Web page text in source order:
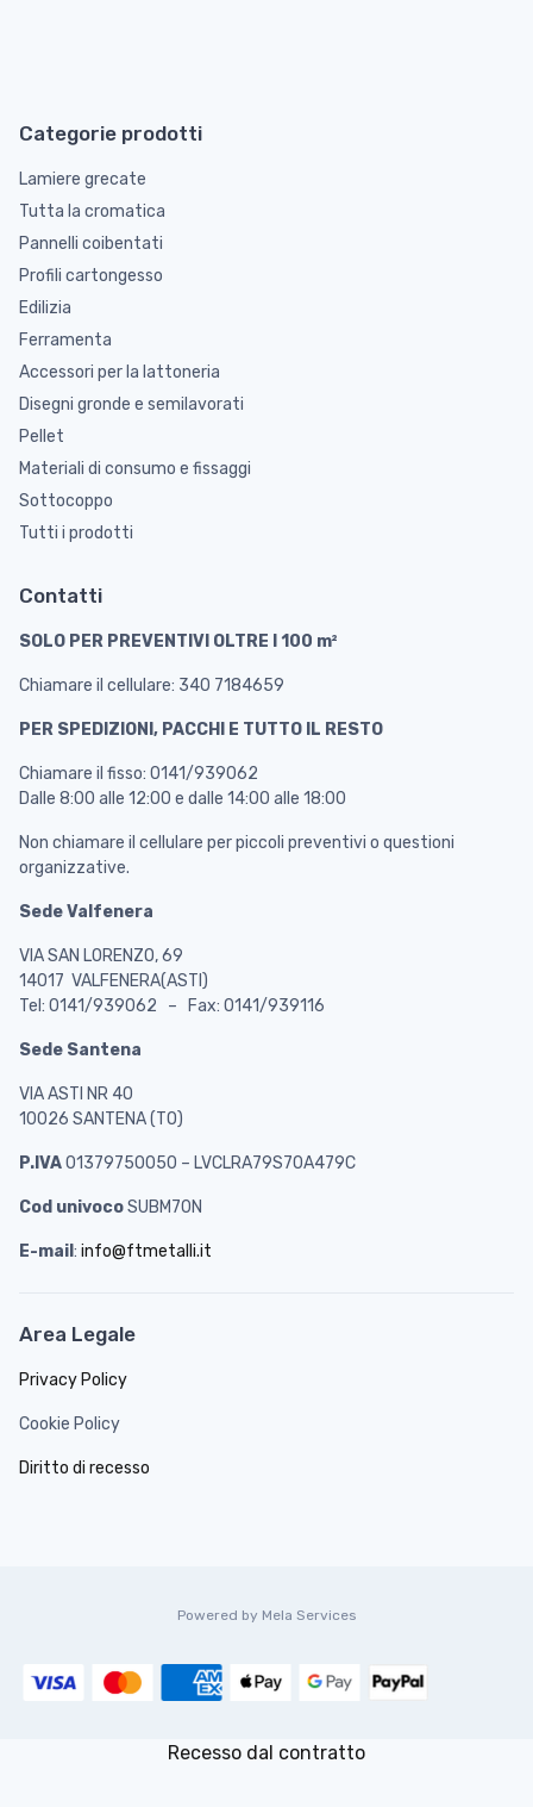
Categorie prodotti
Lamiere grecate
Tutta la cromatica
Pannelli coibentati
Profili cartongesso
Edilizia
Ferramenta
Accessori per la lattoneria
Disegni gronde e semilavorati
Pellet
Materiali di consumo e fissaggi
Sottocoppo
Tutti i prodotti
Contatti
SOLO PER PREVENTIVI OLTRE I 100 m²
Chiamare il cellulare: 340 7184659
PER SPEDIZIONI, PACCHI E TUTTO IL RESTO
Chiamare il fisso: 0141/939062
Dalle 8:00 alle 12:00 e dalle 14:00 alle 18:00
Non chiamare il cellulare per piccoli preventivi o questioni
organizzative.
Sede Valfenera
VIA SAN LORENZO, 69
14017 VALFENERA(ASTI)
Tel: 0141/939062 – Fax: 0141/939116
Sede Santena
VIA ASTI NR 40
10026 SANTENA (TO)
P.IVA01379750050 – LVCLRA79S70A479C
Cod univocoSUBM70N
E-mail : info@ftmetalli.it
Area Legale
Privacy Policy
Cookie Policy
Diritto di recesso
Powered by Mela Services
Recesso dal contratto